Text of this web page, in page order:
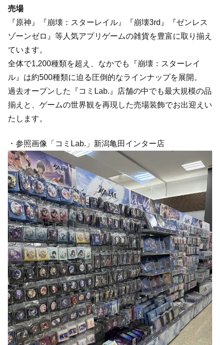
売場
『原神』『崩壊：スターレイル』『崩壊3rd』『ゼンレス
ゾーンゼロ』等人気アプリゲームの雑貨を豊富に取り揃え
ています。
全体で1,200種類を超え、なかでも『崩壊：スターレイ
ル』は約500種類に迫る圧倒的なラインナップを展開。
過去オープンした『コミLab.』店舗の中でも最大規模の品
揃えと、ゲームの世界観を再現した売場装飾でお出迎えい
たします。
・参照画像「コミLab.」新潟亀田インター店